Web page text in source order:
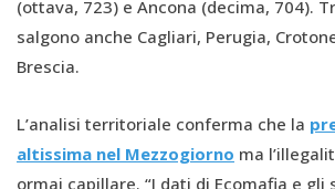
(ottava, 723) e Ancona (decima, 704).
salgono anche Cagliari, Perugia,
Brescia.
L’analisi territoriale conferma che la
altissima nel Mezzogiorno ma
ormai capillare. “I dati di Ecomafia e gli